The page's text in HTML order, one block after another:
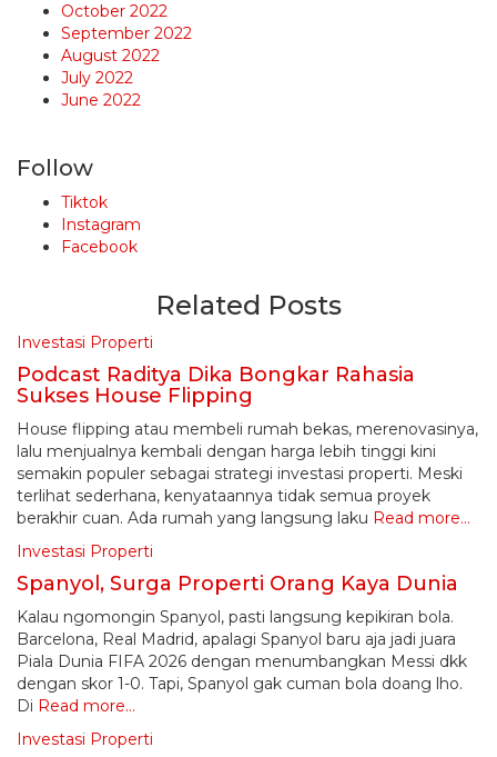
October 2022
September 2022
August 2022
July 2022
June 2022
Follow
Tiktok
Instagram
Facebook
Related Posts
Investasi Properti
Podcast Raditya Dika Bongkar Rahasia
Sukses House Flipping
House flipping atau membeli rumah bekas, merenovasinya,
lalu menjualnya kembali dengan harga lebih tinggi kini
semakin populer sebagai strategi investasi properti. Meski
terlihat sederhana, kenyataannya tidak semua proyek
berakhir cuan. Ada rumah yang langsung laku Read more…
Investasi Properti
Spanyol, Surga Properti Orang Kaya Dunia
Kalau ngomongin Spanyol, pasti langsung kepikiran bola.
Barcelona, Real Madrid, apalagi Spanyol baru aja jadi juara
Piala Dunia FIFA 2026 dengan menumbangkan Messi dkk
dengan skor 1-0. Tapi, Spanyol gak cuman bola doang lho.
Di Read more…
Investasi Properti